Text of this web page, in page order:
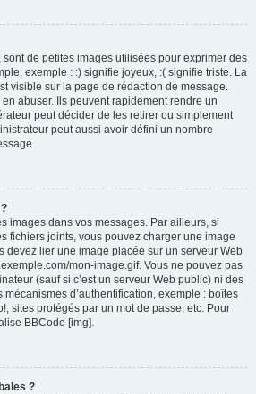
sont de petites images utilisées pour exprimer des
exemple : :) signifie joyeux, :( signifie triste. La
visible sur la page de rédaction de message.
abuser. Ils peuvent rapidement rendre un
peut décider de les retirer ou simplement
peut aussi avoir défini un nombre
images dans vos messages. Par ailleurs, si
fichiers joints, vous pouvez charger une image
devez lier une image placée sur un serveur Web
mon-image.gif. Vous ne pouvez pas
(sauf si c’est un serveur Web public) ni des
d’authentification, exemple : boîtes
sites protégés par un mot de passe, etc. Pour
BBCode [img].
?